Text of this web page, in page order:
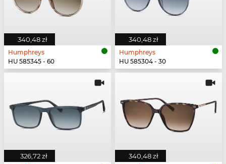
340,48 zł
Humphreys
HU 585345 - 60
340,48 zł
Humphreys
HU 585304 - 30
326,72 zł 340,48 zł